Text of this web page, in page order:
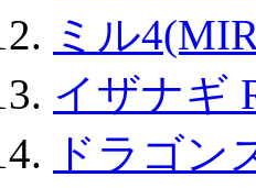
ミル
イザナギ
ドラゴン